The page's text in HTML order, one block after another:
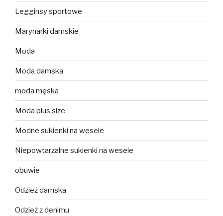
Legginsy sportowe
Marynarki damskie
Moda
Moda damska
moda męska
Moda plus size
Modne sukienki na wesele
Niepowtarzalne sukienki na wesele
obuwie
Odzież damska
Odzież z denimu